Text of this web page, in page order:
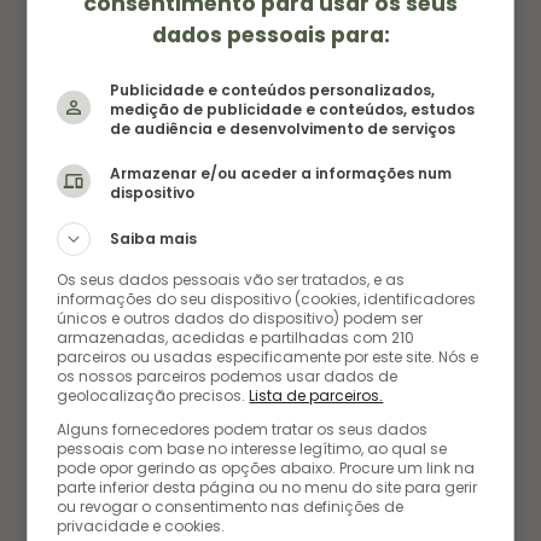
dados pessoais para:
Publicidade e conteúdos personalizados,
medição de publicidade e conteúdos, estudos
de audiência e desenvolvimento de serviços
Armazenar e/ou aceder a informações num
dispositivo
Saiba mais
Os seus dados pessoais vão ser tratados, e as
informações do seu dispositivo (cookies, identificadores
únicos e outros dados do dispositivo) podem ser
armazenadas, acedidas e partilhadas com 210
parceiros ou usadas especificamente por este site. Nós e
os nossos parceiros podemos usar dados de
geolocalização precisos.Lista de parceiros.
Alguns fornecedores podem tratar os seus dados
pessoais com base no interesse legítimo, ao qual se
pode opor gerindo as opções abaixo. Procure um link na
parte inferior desta página ou no menu do site para gerir
ou revogar o consentimento nas definições de
privacidade e cookies.